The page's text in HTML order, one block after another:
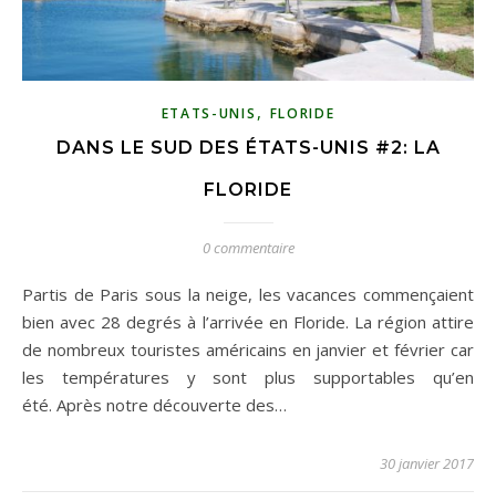
ETATS-UNIS , FLORIDE
DANS LE SUD DES ÉTATS-UNIS #2: LA
FLORIDE
0 commentaire
Partis de Paris sous la neige, les vacances commençaient
bien avec 28 degrés à l’arrivée en Floride. La région attire
de nombreux touristes américains en janvier et février car
les températures y sont plus supportables qu’en
été. Après notre découverte des…
30 janvier 2017